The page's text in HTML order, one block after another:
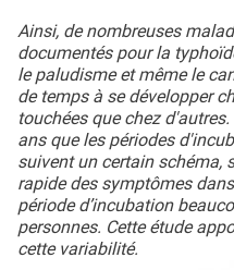
Ainsi, de nombreuses
documentés pour la
le paludisme et même le
de temps à se développer
touchées que chez
ans que les périodes
suivent un certain schéma,
rapide des symptômes
période d’incubation
personnes. Cette étude
cette variabilité.